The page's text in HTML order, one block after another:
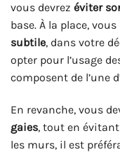
vous devrez éviter
base. À la place,
subtile, dans votre
opter pour l’usage
composent de l’une
En revanche, vous
gaies, tout en
les murs, il est